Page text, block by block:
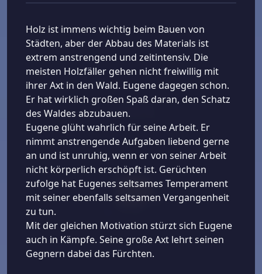
Holz ist immens wichtig beim Bauen von
Städten, aber der Abbau des Materials ist
extrem anstrengend und zeitintensiv. Die
meisten Holzfäller gehen nicht freiwillig mit
ihrer Axt in den Wald. Eugene dagegen schon.
Er hat wirklich großen Spaß daran, den Schatz
des Waldes abzubauen.
Eugene glüht wahrlich für seine Arbeit. Er
nimmt anstrengende Aufgaben liebend gerne
an und ist unruhig, wenn er von seiner Arbeit
nicht körperlich erschöpft ist. Gerüchten
zufolge hat Eugenes seltsames Temperament
mit seiner ebenfalls seltsamen Vergangenheit
zu tun.
Mit der gleichen Motivation stürzt sich Eugene
auch in Kämpfe. Seine große Axt lehrt seinen
Gegnern dabei das Fürchten.